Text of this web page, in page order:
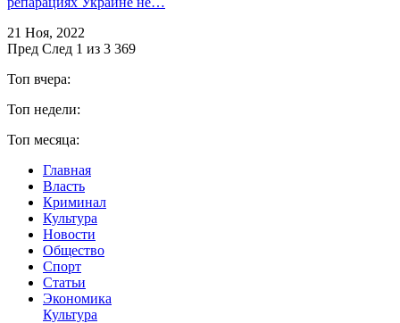
21 Ноя, 2022
Пред След 1 из 3 369
Топ вчера:
Топ недели:
Топ месяца:
Главная
Власть
Криминал
Культура
Новости
Общество
Спорт
Статьи
Экономика
Культура